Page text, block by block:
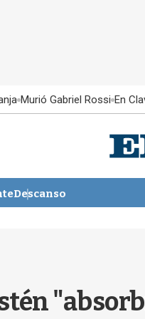
Murió Gabriel Rossi En
Descanso